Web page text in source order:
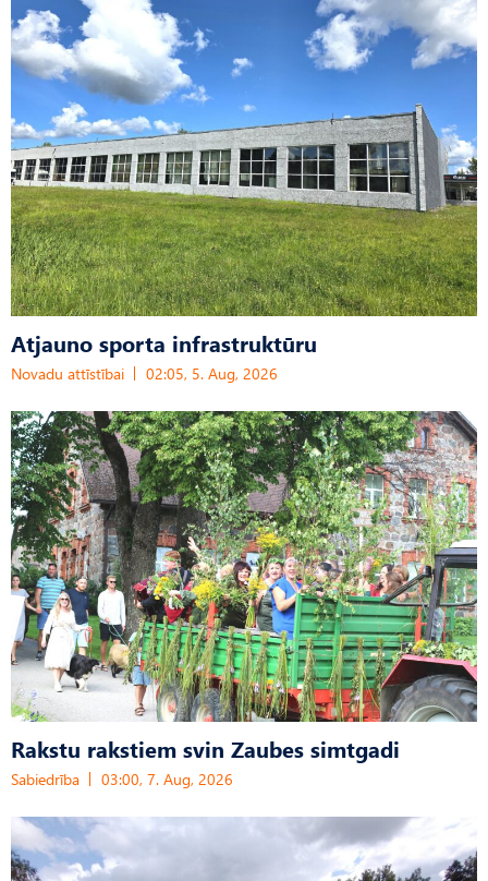
Atjauno sporta infrastruktūru
Novadu attīstībai 02:05, 5. Aug, 2026
Rakstu rakstiem svin Zaubes simtgadi
Sabiedrība 03:00, 7. Aug, 2026